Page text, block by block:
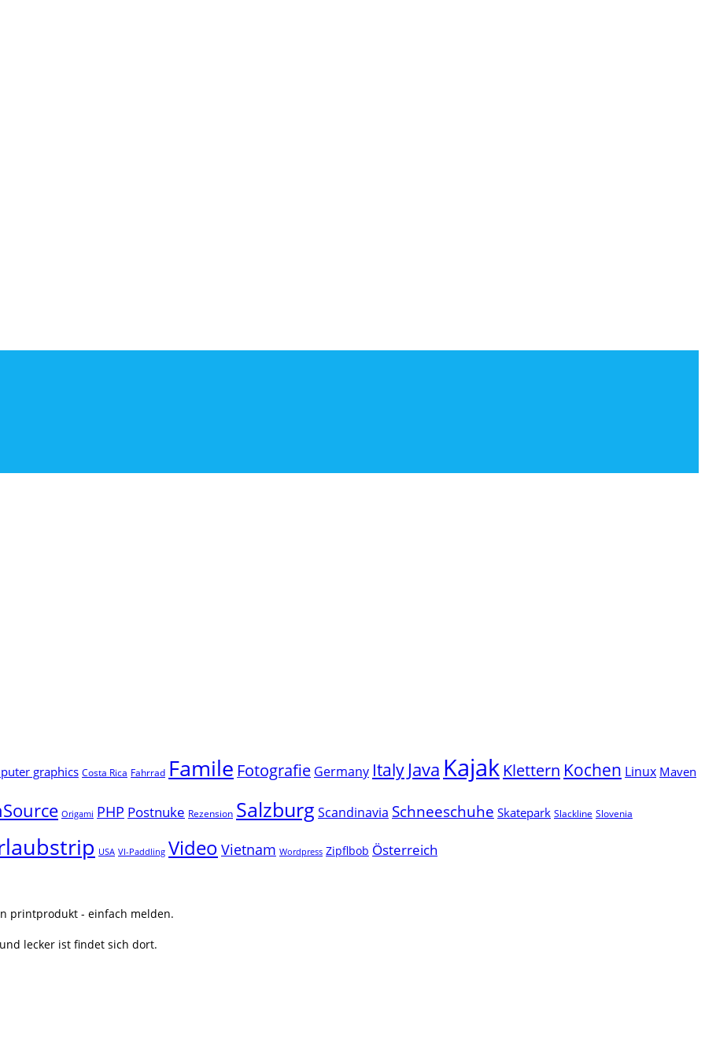
graphics Costa Rica Fahrrad Famile Fotografie Germany Italy Java Kajak Klettern Kochen Linux Maven
Origami PHP Postnuke Rezension SalzburgScandinavia Schneeschuhe Skatepark Slackline Slovenia
USA VI-Paddling Video Vietnam Wordpress Zipflbob Österreich
printprodukt - einfach melden.
lecker ist findet sich dort.